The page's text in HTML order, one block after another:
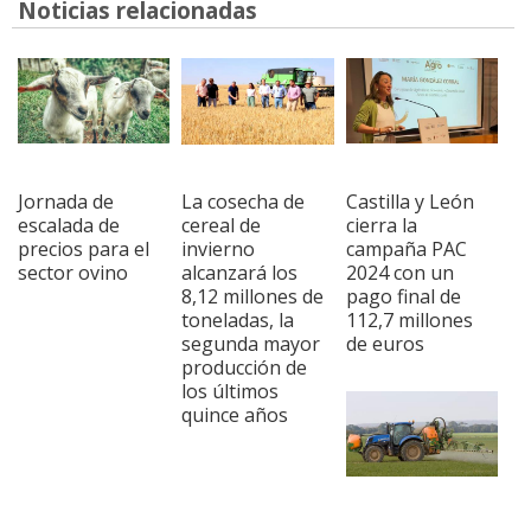
Noticias relacionadas
Jornada de
escalada de
precios para el
sector ovino
La cosecha de
cereal de
invierno
alcanzará los
8,12 millones de
toneladas, la
segunda mayor
producción de
los últimos
quince años
Castilla y León
cierra la
campaña PAC
2024 con un
pago final de
112,7 millones
de euros